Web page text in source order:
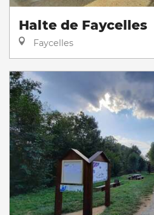
Halte de Faycelles
Faycelles